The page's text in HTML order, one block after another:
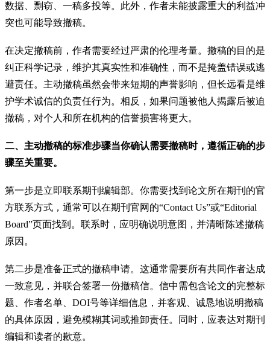
数据、剽窃、一稿多投等。此外，作者未能披露重大的利益冲
突也可能导致撤稿。
在决定撤稿前，作者需要经过严肃的伦理考量。撤稿的目的是
纠正科学记录，维护其真实性和准确性，而不是掩盖错误或逃
避责任。主动撤稿虽然会带来短期的声誉影响，但长远看是维
护学术诚信的负责任行为。相反，如果问题被他人揭露后被迫
撤稿，对个人和所在机构的信誉损害将更大。
二、主动撤稿的标准步骤当你确认需要撤稿时，遵循正确的步
骤至关重要。
第一步是立即联系期刊编辑部。你需要找到论文所在期刊的官
方联系方式，通常可以在期刊官网的“Contact Us”或“Editorial
Board”页面找到。联系时，应明确说明意图，并清晰陈述撤稿
原因。
第二步是准备正式的撤稿申请。这通常需要所有共同作者达成
一致意见，并联合签署一份撤稿信。信中需包含论文的完整标
题、作者名单、DOI号等详细信息，并客观、诚恳地说明撤稿
的具体原因，避免模糊其词或推卸责任。同时，应表达对期刊
编辑和读者的歉意。